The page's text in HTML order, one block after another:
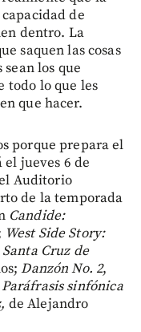
de
dentro. La
saquen las cosas
los que
todo lo que les
que hacer.
porque prepara el
jueves 6 de
Auditorio
de la temporada
Candide:
West Side Story:
Santa Cruz de
Danzón No. 2,
sinfónica
de Alejandro